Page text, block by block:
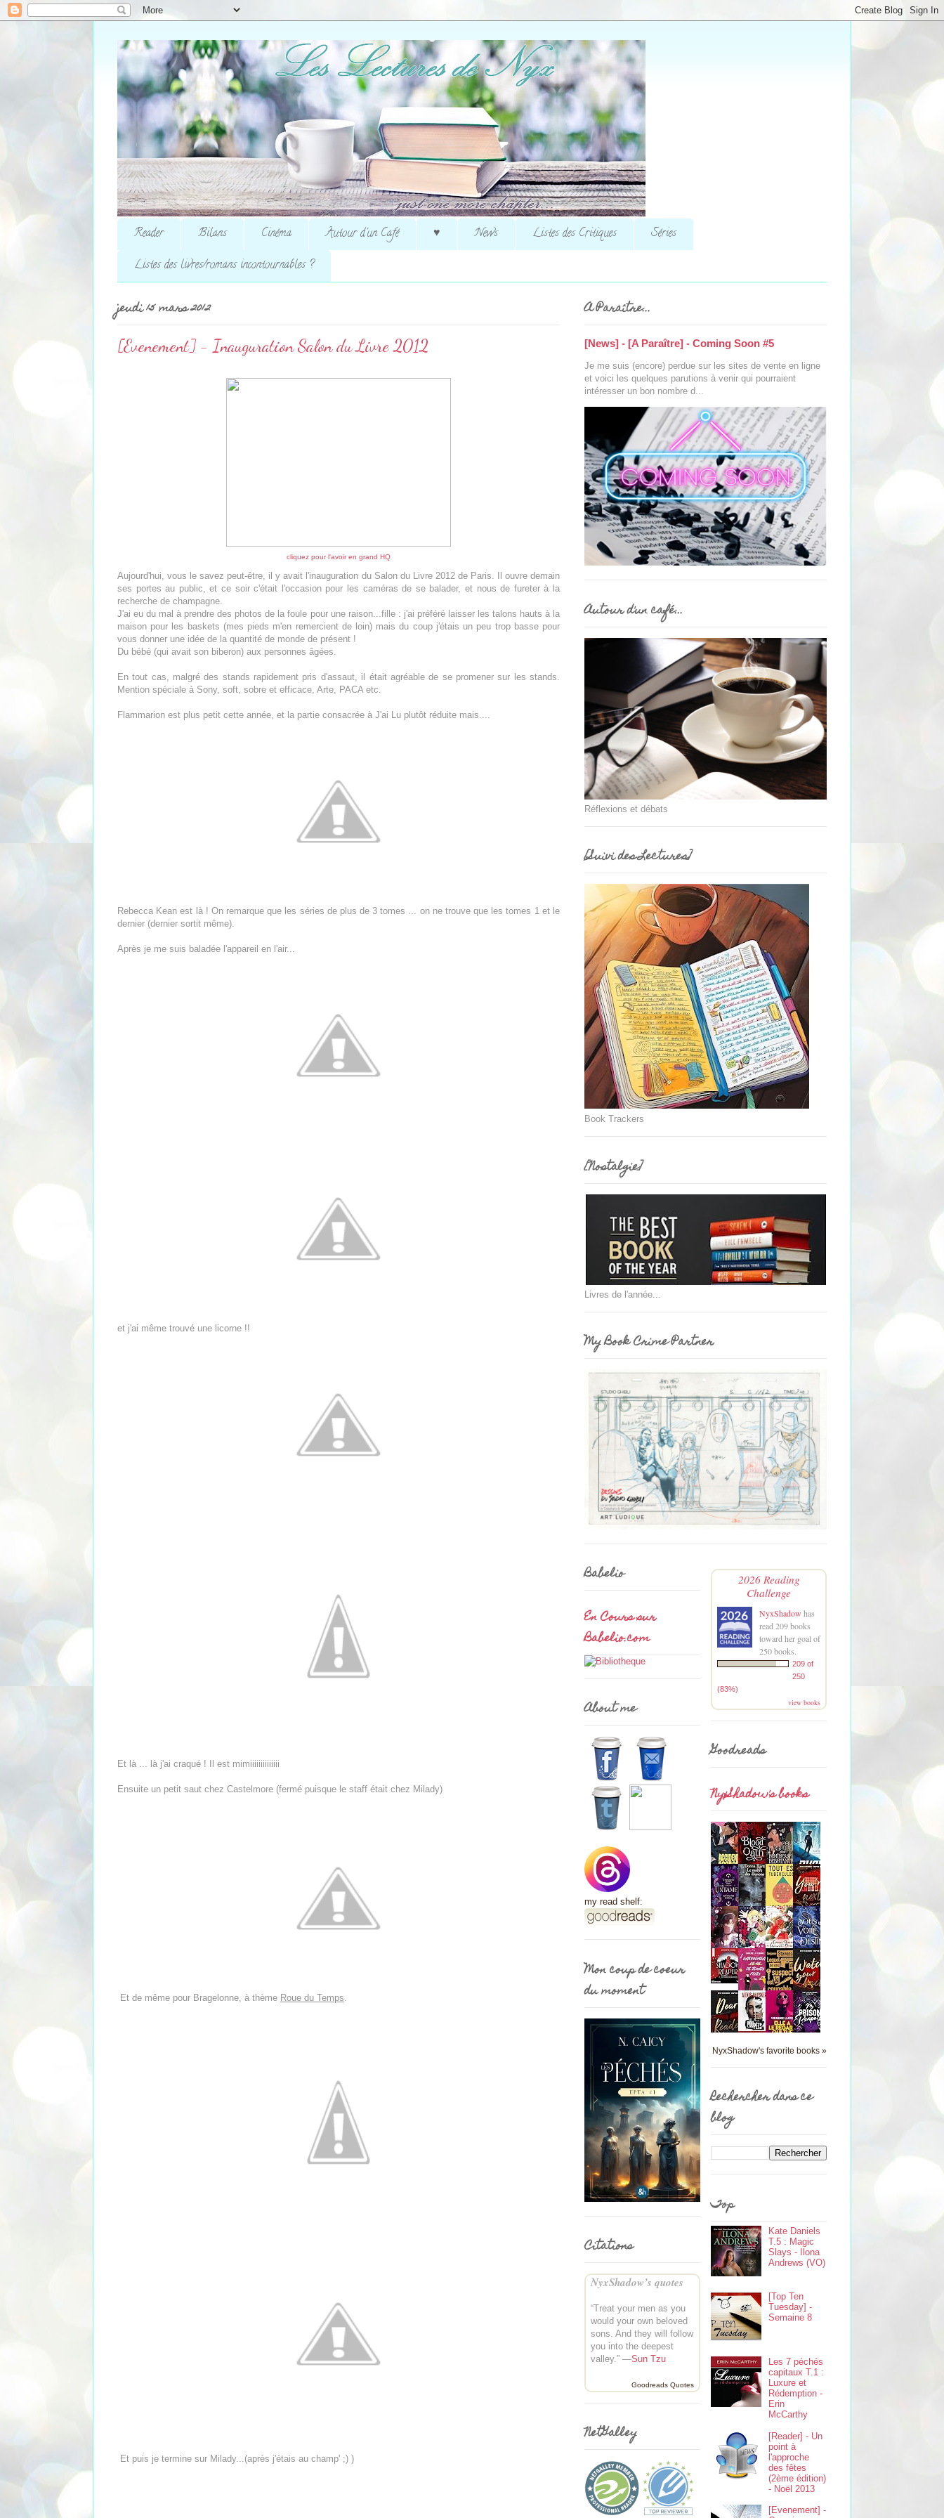
Reader Bilans Cinéma Autour d'un Café ♥ News Listes des Critiques
Séries
Listes des livres/romans incontournables ?
jeudi 15 mars 2012
[Evenement] - Inauguration Salon du Livre 2012
cliquez pour l'avoir en grand HQ
Aujourd'hui, vous le savez peut-être, il y avait l'inauguration du Salon du Livre 2012 de Paris. Il ouvre demain
ses portes au public, et ce soir c'était l'occasion pour les caméras de se balader, et nous de fureter à la
recherche de champagne.
J'ai eu du mal à prendre des photos de la foule pour une raison...fille : j'ai préféré laisser les talons hauts à la
maison pour les baskets (mes pieds m'en remercient de loin) mais du coup j'étais un peu trop basse pour
vous donner une idée de la quantité de monde de présent !
Du bébé (qui avait son biberon) aux personnes âgées.
En tout cas, malgré des stands rapidement pris d'assaut, il était agréable de se promener sur les stands.
Mention spéciale à Sony, soft, sobre et efficace, Arte, PACA etc.
Flammarion est plus petit cette année, et la partie consacrée à J'ai Lu plutôt réduite mais....
Rebecca Kean est là ! On remarque que les séries de plus de 3 tomes ... on ne trouve que les tomes 1 et le
dernier (dernier sortit même).
Après je me suis baladée l'appareil en l'air...
et j'ai même trouvé une licorne !!
Et là ... là j'ai craqué ! Il est mimiiiiiiiiiiiiii
Ensuite un petit saut chez Castelmore (fermé puisque le staff était chez Milady)
Et de même pour Bragelonne, à thème Roue du Temps
Et puis je termine sur Milady...(après j'étais au champ' ;) )
A Paraître...
[News] - [A Paraître] - Coming Soon #5
Je me suis (encore) perdue sur les sites de vente en ligne
et voici les quelques parutions à venir qui pourraient
intéresser un bon nombre d...
Autour d'un café...
Réflexions et débats
[Suivi des Lectures]
Book Trackers
[Nostalgie]
Livres de l'année...
My Book Crime Partner
Babelio
En Cours sur
Babelio.com
About me
my read shelf:
Mon coup de coeur
du moment
Citations
NyxShadow’s quotes
“Treat your men as you
would your own beloved
sons. And they will follow
you into the deepest
valley.” —Sun Tzu
Goodreads Quotes
NetGalley
2026 Reading
Challenge
NyxShadow has
read 209 books
toward her goal of
250 books.
209 of
250
(83%)
view books
Goodreads
NyxShadow's books
NyxShadow's favorite books »
Rechercher dans ce
blog
Top
Kate Daniels
T.5 : Magic
Slays - Ilona
Andrews (VO)
[Top Ten
Tuesday] -
Semaine 8
Les 7 péchés
capitaux T.1 :
Luxure et
Rédemption -
Erin
McCarthy
[Reader] - Un
point à
l'approche
des fêtes
(2ème édition)
- Noël 2013
[Evenement] -